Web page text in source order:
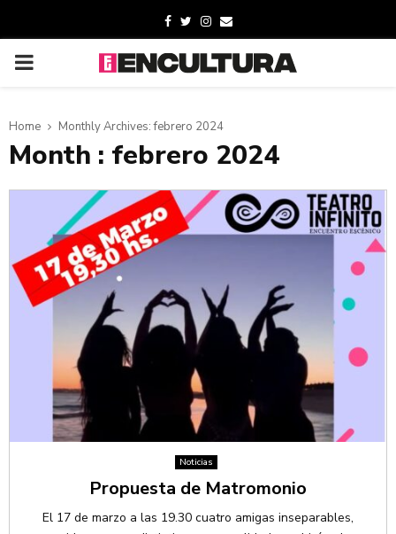
Home Monthly Archives: febrero 2024
Month : febrero 2024
Noticias
Propuesta de Matromonio
El 17 de marzo a las 19.30 cuatro amigas inseparables,